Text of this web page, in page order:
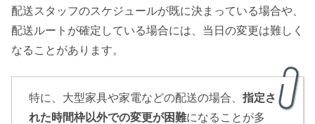
配送スタッフのスケジュールが既に決まっている場合や、
配送ルートが確定している場合には、当日の変更は難しく
なることがあります。
特に、大型家具や家電などの配送の場合、 指定さ
れた時間枠以外での変更が困難になることが多